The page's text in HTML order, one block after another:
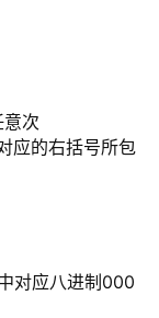
次
应的右括号所包
对应八进制000